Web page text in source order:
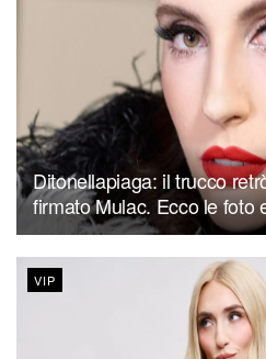
Ditonellapiaga: il trucco
firmato Mulac. Ecco le foto
VIP